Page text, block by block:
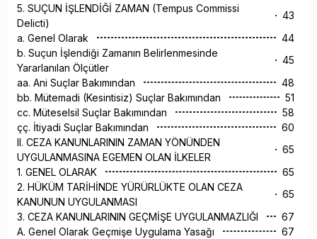
5. SUÇUN İŞLENDİĞİ ZAMAN (Tempus Commissi
Delicti)
43
a. Genel Olarak
44
b. Suçun İşlendiği Zamanın Belirlenmesinde
Yararlanılan Ölçütler
45
aa. Ani Suçlar Bakımından
48
bb. Mütemadi (Kesintisiz) Suçlar Bakımından
51
cc. Müteselsil Suçlar Bakımından
58
çç. İtiyadi Suçlar Bakımından
60
II. CEZA KANUNLARININ ZAMAN YÖNÜNDEN
UYGULANMASINA EGEMEN OLAN İLKELER
65
1. GENEL OLARAK
65
2. HÜKÜM TARİHİNDE YÜRÜRLÜKTE OLAN CEZA
KANUNUN UYGULANMASI
65
3. CEZA KANUNLARININ GEÇMİŞE UYGULANMAZLIĞI
67
A. Genel Olarak Geçmişe Uygulama Yasağı
67